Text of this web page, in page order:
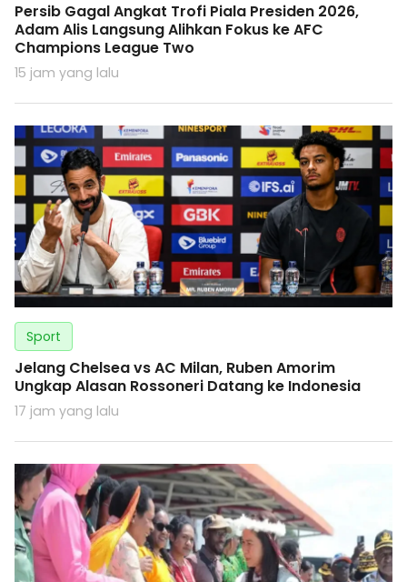
Persib Gagal Angkat Trofi Piala Presiden 2026,
Adam Alis Langsung Alihkan Fokus ke AFC
Champions League Two
15 jam yang lalu
Sport
Jelang Chelsea vs AC Milan, Ruben Amorim
Ungkap Alasan Rossoneri Datang ke Indonesia
17 jam yang lalu